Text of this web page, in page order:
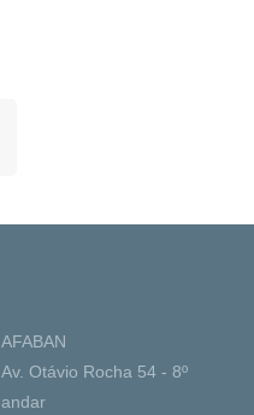
AFABAN
Av. Otávio Rocha 54 - 8º
andar